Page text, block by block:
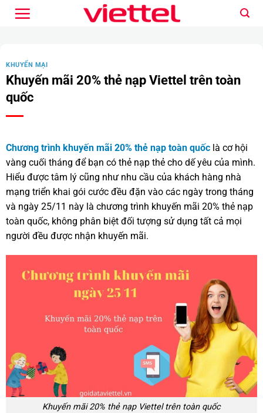
qua
KHUYẾN MẠI
Khuyến mãi 20% thẻ nạp Viettel trên toàn
quốc
Chương trình khuyến mãi 20% thẻ nạp toàn quốc là cơ hội
vàng cuối tháng để bạn có thẻ nạp thẻ cho dế yêu của mình.
Hiểu được tâm lý cũng như nhu cầu của khách hàng nhà
mạng triển khai gói cước đều đặn vào các ngày trong tháng
và ngày 25/11 này là chương trình khuyến mãi 20% thẻ nạp
toàn quốc, không phân biệt đối tượng sử dụng tất cả mọi
người đều được nhận khuyến mãi.
Khuyến mãi 20% thẻ nạp Viettel trên toàn quốc